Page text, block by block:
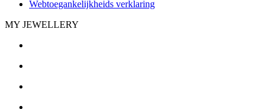
Webtoegankelijkheids verklaring
MY JEWELLERY